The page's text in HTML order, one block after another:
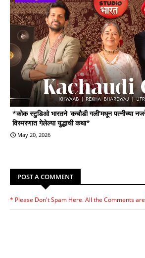
*कोक स्टुडिओ भारतने 'कचौडी गली'मधून पत्नीच्या
विस्मरणात गेलेल्या युद्धाची कथा*
May 20, 2026
POST A COMMENT
* Please Don't Spam Here. All the Comments